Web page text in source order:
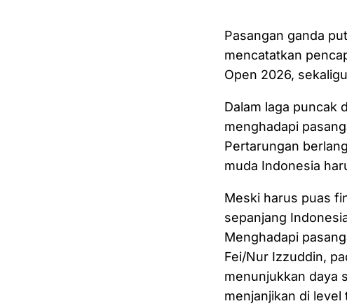
Pasangan ganda
mencatatkan
Open 2026,
Dalam laga puncak
menghadapi
Pertarungan
muda Indonesia
Meski harus puas
sepanjang
Menghadapi
Fei/Nur Izzuddin,
menunjukkan daya
menjanjikan di